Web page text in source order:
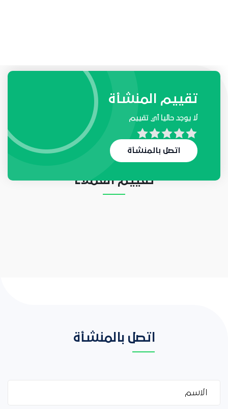
طلبات واحتياجات المنشأة
لا يوجد حاليا أي طلب
تقييم العملاء
تقييم المنشأة
لا يوجد حاليا أي تقييم
اتصل بالمنشأة
اتصل بالمنشأة